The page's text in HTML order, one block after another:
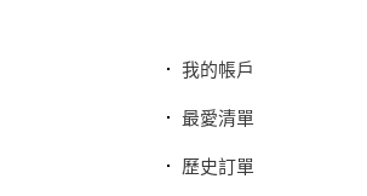
我的帳戶
最愛清單
歷史訂單